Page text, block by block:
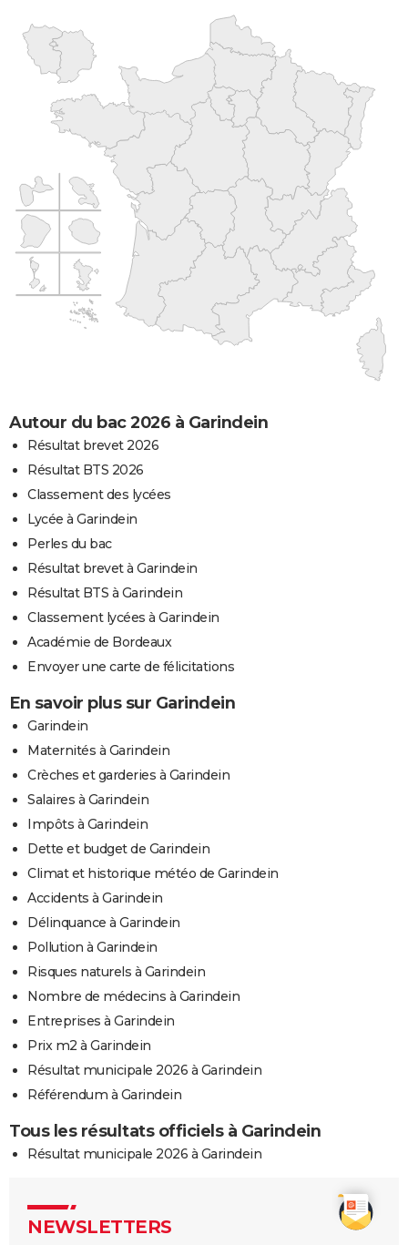
Autour du bac 2026 à Garindein
Résultat brevet 2026
Résultat BTS 2026
Classement des lycées
Lycée à Garindein
Perles du bac
Résultat brevet à Garindein
Résultat BTS à Garindein
Classement lycées à Garindein
Académie de Bordeaux
Envoyer une carte de félicitations
En savoir plus sur Garindein
Garindein
Maternités à Garindein
Crèches et garderies à Garindein
Salaires à Garindein
Impôts à Garindein
Dette et budget de Garindein
Climat et historique météo de Garindein
Accidents à Garindein
Délinquance à Garindein
Pollution à Garindein
Risques naturels à Garindein
Nombre de médecins à Garindein
Entreprises à Garindein
Prix m2 à Garindein
Résultat municipale 2026 à Garindein
Référendum à Garindein
Tous les résultats officiels à Garindein
Résultat municipale 2026 à Garindein
NEWSLETTERS